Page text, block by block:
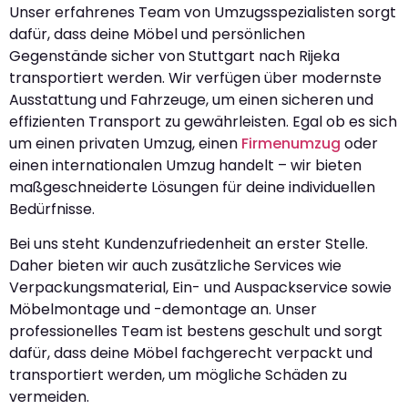
Unser erfahrenes Team von Umzugsspezialisten sorgt
dafür, dass deine Möbel und persönlichen
Gegenstände sicher von Stuttgart nach Rijeka
transportiert werden. Wir verfügen über modernste
Ausstattung und Fahrzeuge, um einen sicheren und
effizienten Transport zu gewährleisten. Egal ob es sich
um einen privaten Umzug, einen Firmenumzug oder
einen internationalen Umzug handelt – wir bieten
maßgeschneiderte Lösungen für deine individuellen
Bedürfnisse.
Bei uns steht Kundenzufriedenheit an erster Stelle.
Daher bieten wir auch zusätzliche Services wie
Verpackungsmaterial, Ein- und Auspackservice sowie
Möbelmontage und -demontage an. Unser
professionelles Team ist bestens geschult und sorgt
dafür, dass deine Möbel fachgerecht verpackt und
transportiert werden, um mögliche Schäden zu
vermeiden.